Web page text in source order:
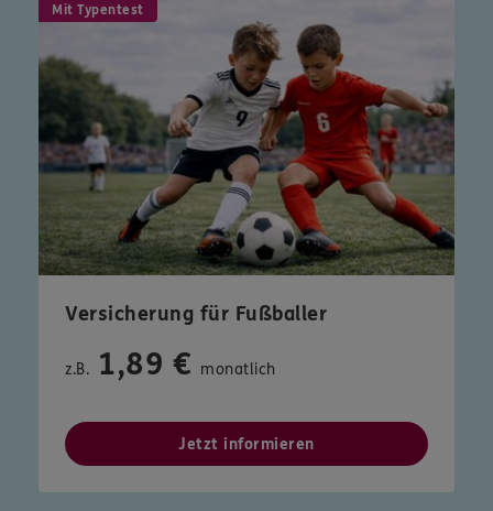
Mit Typentest
Versicherung für Fußballer
z.B. 1,89 € monatlich
Jetzt informieren